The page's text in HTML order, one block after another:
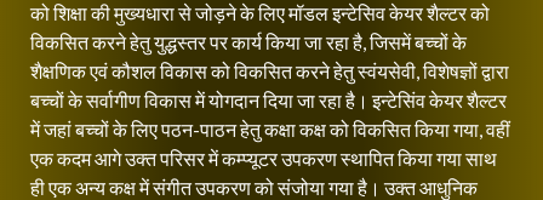
को शिक्षा की मुख्यधारा से जोड़ने के लिए मॉडल इन्टेसिव केयर शैल्टर को
विकसित करने हेतु युद्धस्तर पर कार्य किया जा रहा है, जिसमें बच्चों के
शैक्षणिक एवं कौशल विकास को विकसित करने हेतु स्वंयसेवी, विशेषज्ञों द्वारा
बच्चों के सर्वागीण विकास में योगदान दिया जा रहा है। इन्टेसिंव केयर शैल्टर
में जहां बच्चों के लिए पठन-पाठन हेतु कक्षा कक्ष को विकसित किया गया, वहीं
एक कदम आगे उक्त परिसर में कम्प्यूटर उपकरण स्थापित किया गया साथ
ही एक अन्य कक्ष में संगीत उपकरण को संजोया गया है। उक्त आधुनिक